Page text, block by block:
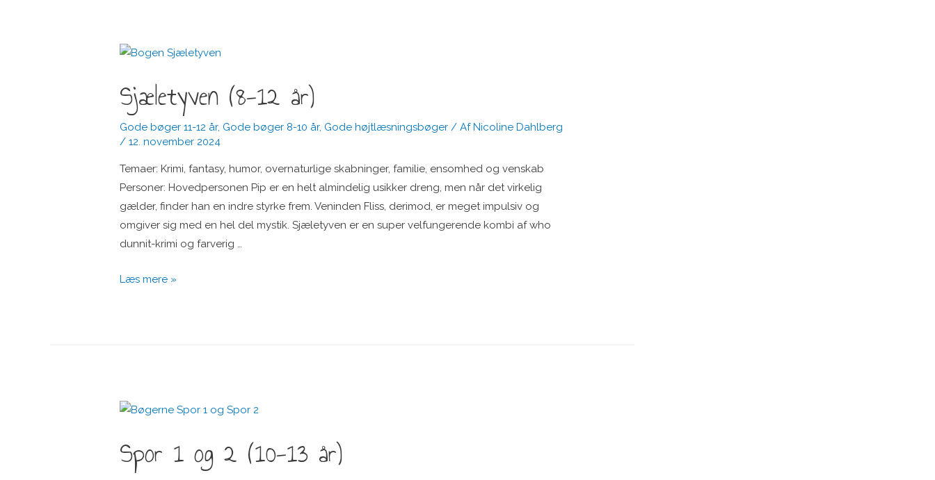
Sjæletyven (8-12 år)
Gode bøger 11-12 år, Gode bøger 8-10 år, Gode højtlæsningsbøger / AfNicoline Dahlberg
/12. november 2024
Temaer: Krimi, fantasy, humor, overnaturlige skabninger, familie, ensomhed og venskab
Personer: Hovedpersonen Pip er en helt almindelig usikker dreng, men når det virkelig
gælder, finder han en indre styrke frem. Veninden Fliss, derimod, er meget impulsiv og
omgiver sig med en hel del mystik. Sjæletyven er en super velfungerende kombi af who
dunnit-krimi og farverig …
Sjæletyven
Læs mere »
Spor 1 og 2 (10-13 år)